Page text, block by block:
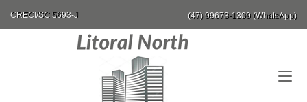
CRECI/SC 5693-J (47) 99673-1309 (WhatsApp)